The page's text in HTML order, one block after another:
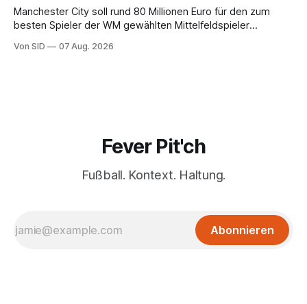
Manchester City soll rund 80 Millionen Euro für den zum
besten Spieler der WM gewählten Mittelfeldspieler
Von SID 07 Aug. 2026
Fever Pit'ch
Fußball. Kontext. Haltung.
Abonnieren